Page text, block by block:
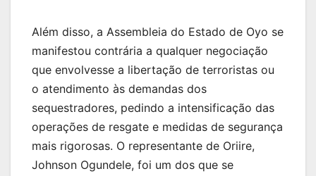
Além disso, a Assembleia do Estado de Oyo se
manifestou contrária a qualquer negociação
que envolvesse a libertação de terroristas ou
o atendimento às demandas dos
sequestradores, pedindo a intensificação das
operações de resgate e medidas de segurança
mais rigorosas. O representante de Oriire,
Johnson Ogundele, foi um dos que se